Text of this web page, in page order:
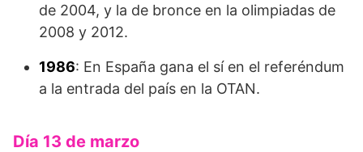
de 2004, y la de bronce en la olimpiadas de
2008 y 2012.
1986: En España gana el sí en el referéndum
a la entrada del país en la OTAN.
Día 13 de marzo